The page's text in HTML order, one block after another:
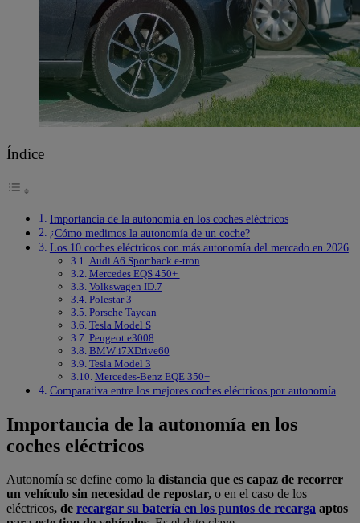
Índice
Importancia de la autonomía en los coches eléctricos
¿Cómo medimos la autonomía de un coche?
Los 10 coches eléctricos con más autonomía del mercado en 2026
Audi A6 Sportback e-tron
Mercedes EQS 450+
Volkswagen ID.7
Polestar 3
Porsche Taycan
Tesla Model S
Peugeot e3008
BMW i7XDrive60
Tesla Model 3
Mercedes-Benz EQE 350+
Comparativa entre los mejores coches eléctricos por autonomía
Importancia de la autonomía en los
coches eléctricos
Autonomía se define como la distancia que es capaz de recorrer
un vehículo sin necesidad de repostar, o en el caso de los
eléctricos, de recargar su batería en los puntos de recarga aptos